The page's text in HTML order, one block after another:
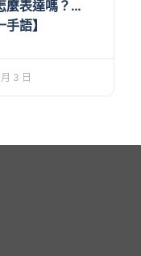
麼表達嗎？…
手語】
3 日